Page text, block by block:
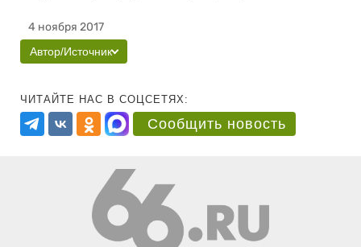
4 ноября 2017
Автор/Источник
ЧИТАЙТЕ НАС В СОЦСЕТЯХ:
Сообщить новость